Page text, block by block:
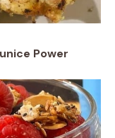
Power